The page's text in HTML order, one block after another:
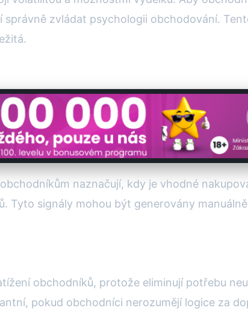
zvládat psychologii obchodování.
naznačují, kdy je vhodné
Tyto signály mohou být generovány
obchodníků, protože eliminují potřebu
pokud obchodníci nerozumějí logice za